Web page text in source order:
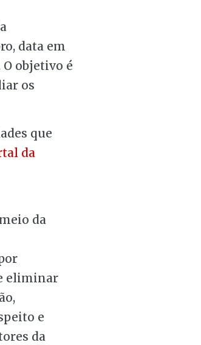
data em
objetivo é
os
que
da
da
eliminar
e
da